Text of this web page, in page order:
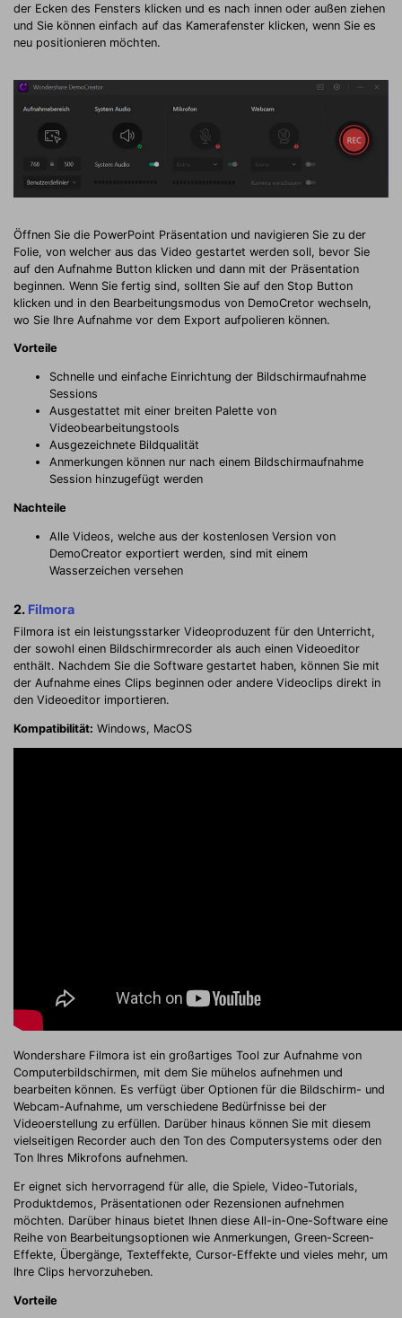
der Ecken des Fensters klicken und es nach innen oder außen ziehen
und Sie können einfach auf das Kamerafenster klicken, wenn Sie es
neu positionieren möchten.
Öffnen Sie die PowerPoint Präsentation und navigieren Sie zu der
Folie, von welcher aus das Video gestartet werden soll, bevor Sie
auf den Aufnahme Button klicken und dann mit der Präsentation
beginnen. Wenn Sie fertig sind, sollten Sie auf den Stop Button
klicken und in den Bearbeitungsmodus von DemoCretor wechseln,
wo Sie Ihre Aufnahme vor dem Export aufpolieren können.
Vorteile
Schnelle und einfache Einrichtung der Bildschirmaufnahme
Sessions
Ausgestattet mit einer breiten Palette von
Videobearbeitungstools
Ausgezeichnete Bildqualität
Anmerkungen können nur nach einem Bildschirmaufnahme
Session hinzugefügt werden
Nachteile
Alle Videos, welche aus der kostenlosen Version von
DemoCreator exportiert werden, sind mit einem
Wasserzeichen versehen
2. Filmora
Filmora ist ein leistungsstarker Videoproduzent für den Unterricht,
der sowohl einen Bildschirmrecorder als auch einen Videoeditor
enthält. Nachdem Sie die Software gestartet haben, können Sie mit
der Aufnahme eines Clips beginnen oder andere Videoclips direkt in
den Videoeditor importieren.
Kompatibilität: Windows, MacOS
Wondershare Filmora ist ein großartiges Tool zur Aufnahme von
Computerbildschirmen, mit dem Sie mühelos aufnehmen und
bearbeiten können. Es verfügt über Optionen für die Bildschirm- und
Webcam-Aufnahme, um verschiedene Bedürfnisse bei der
Videoerstellung zu erfüllen. Darüber hinaus können Sie mit diesem
vielseitigen Recorder auch den Ton des Computersystems oder den
Ton Ihres Mikrofons aufnehmen.
Er eignet sich hervorragend für alle, die Spiele, Video-Tutorials,
Produktdemos, Präsentationen oder Rezensionen aufnehmen
möchten. Darüber hinaus bietet Ihnen diese All-in-One-Software eine
Reihe von Bearbeitungsoptionen wie Anmerkungen, Green-Screen-
Effekte, Übergänge, Texteffekte, Cursor-Effekte und vieles mehr, um
Ihre Clips hervorzuheben.
Vorteile